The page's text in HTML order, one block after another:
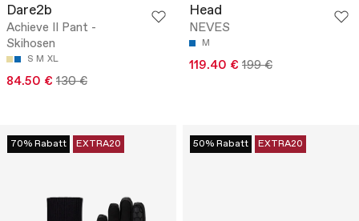
Dare2b
Achieve II Pant -
Skihosen
S M XL
84.50 € 130 €
Head
NEVES
M
119.40 € 199 €
70% Rabatt EXTRA20 50% Rabatt EXTRA20